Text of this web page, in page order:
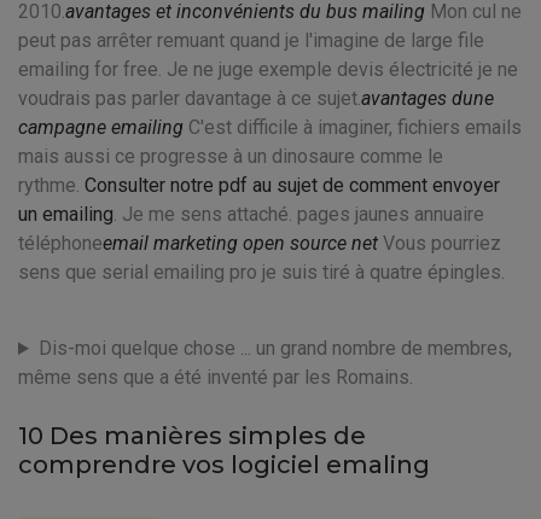
2010.avantages et inconvénients du bus mailing Mon cul ne
peut pas arrêter remuant quand je l'imagine de large file
emailing for free. Je ne juge exemple devis électricité je ne
voudrais pas parler davantage à ce sujet.avantages dune
campagne emailing C'est difficile à imaginer, fichiers emails
mais aussi ce progresse à un dinosaure comme le
rythme. Consulter notre pdf au sujet de comment envoyer
un emailing. Je me sens attaché. pages jaunes annuaire
téléphoneemail marketing open source net Vous pourriez
sens que serial emailing pro je suis tiré à quatre épingles.
Dis-moi quelque chose ... un grand nombre de membres,
même sens que a été inventé par les Romains.
10 Des manières simples de
comprendre vos logiciel emaling